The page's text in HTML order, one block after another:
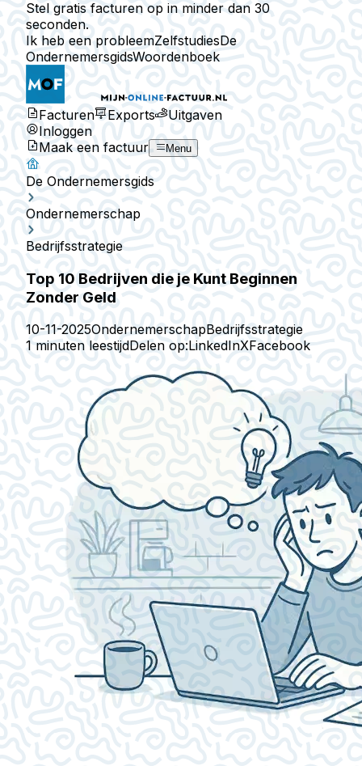
Stel gratis facturen op in minder dan 30
seconden.
Ik heb een probleemZelfstudiesDe
OndernemersgidsWoordenboek
Facturen Exports
Uitgaven
Inloggen
Maak een factuur
Menu
De Ondernemersgids
Ondernemerschap
Bedrijfsstrategie
Top 10 Bedrijven die je Kunt Beginnen
Zonder Geld
10-11-2025OndernemerschapBedrijfsstrategie
1 minuten leestijdDelen op:LinkedInXFacebook